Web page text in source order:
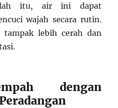
itu, air ini dapat
wajah secara rutin.
lebih cerah dan
dengan